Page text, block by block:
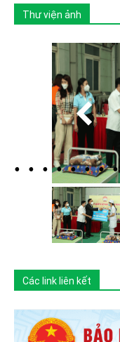
Thư viện ảnh
Các link liên kết